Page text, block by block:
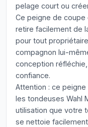
pelage court ou
Ce peigne de
retire facilement de
pour tout
compagnon lui-
conception
confiance.
Attention : ce
les tondeuses Wahl
utilisation que votre
se nettoie